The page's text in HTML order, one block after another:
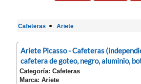
Cafeteras Ariete
Ariete Picasso - Cafeteras
cafetera de goteo, negro, aluminio,
Categoría: Cafeteras
Marca: Ariete